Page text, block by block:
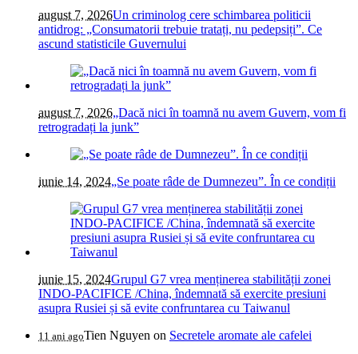
august 7, 2026Un criminolog cere schimbarea politicii
antidrog: „Consumatorii trebuie tratați, nu pedepsiți”. Ce
ascund statisticile Guvernului
august 7, 2026„Dacă nici în toamnă nu avem Guvern, vom fi
retrogradați la junk”
iunie 14, 2024„Se poate râde de Dumnezeu”. În ce condiții
iunie 15, 2024Grupul G7 vrea menținerea stabilității zonei
INDO-PACIFICE /China, îndemnată să exercite presiuni
asupra Rusiei și să evite confruntarea cu Taiwanul
11 ani agoTien Nguyen on Secretele aromate ale cafelei